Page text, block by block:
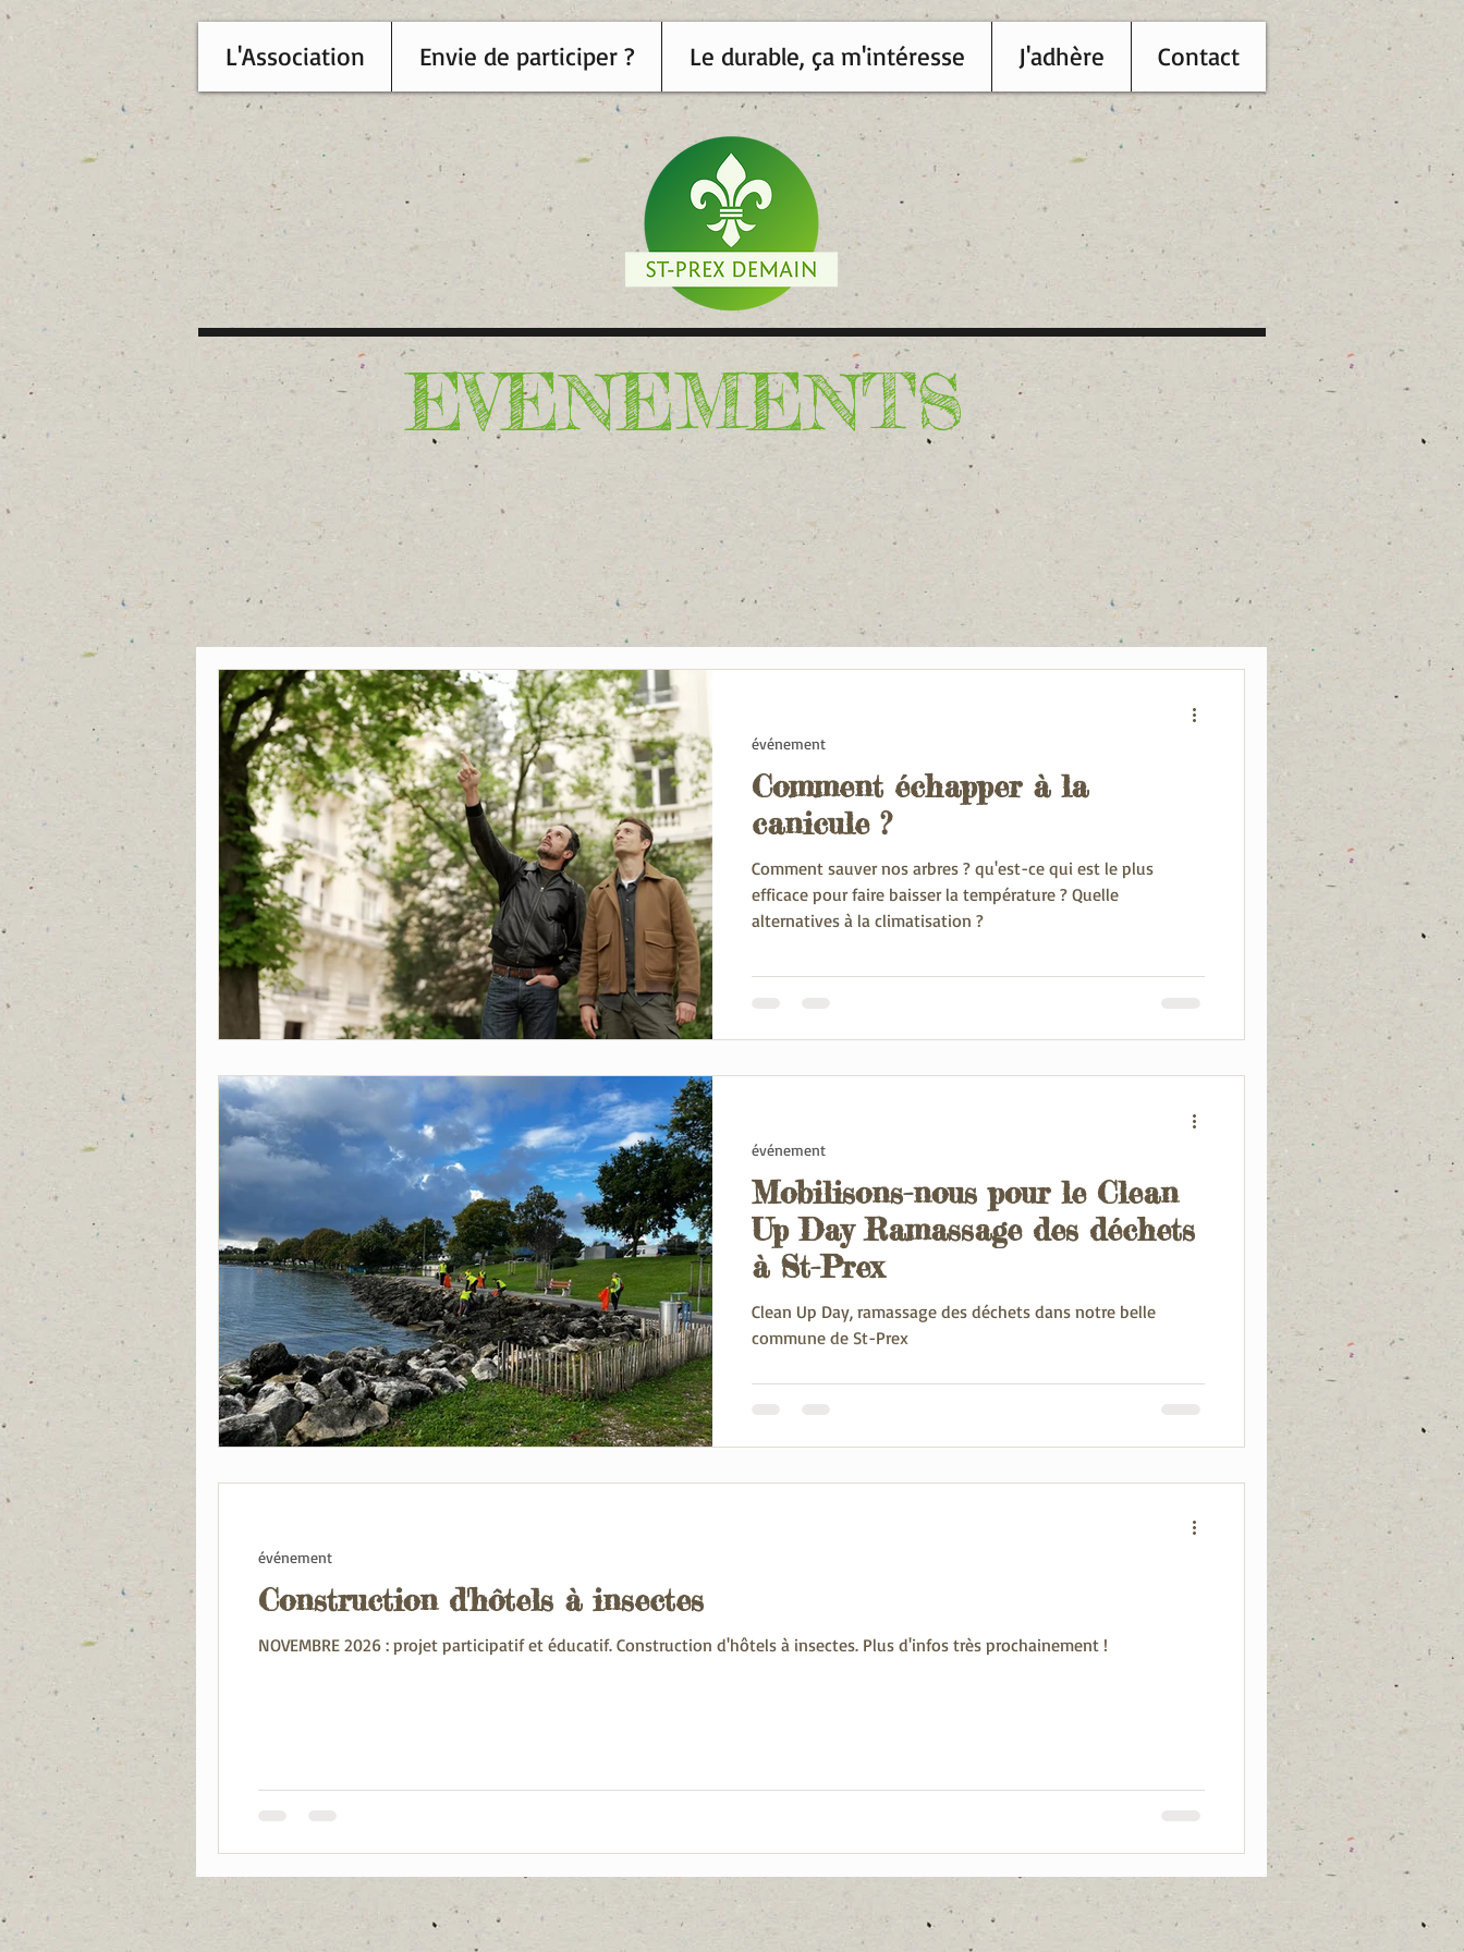
L'Association Envie de participer ? Le durable, ça m'intéresse J'adhère Contact
EVENEMENTS
Comment échapper à la
canicule ?
Comment sauver nos arbres ? qu'est-ce qui est le plus
efficace pour faire baisser la température ? Quelle
alternatives à la climatisation ?
événement
Mobilisons-nous pour le Clean
Up Day Ramassage des déchets
à St-Prex
Clean Up Day, ramassage des déchets dans notre belle
commune de St-Prex
événement
Construction d'hôtels à insectes
NOVEMBRE 2026 : projet participatif et éducatif. Construction d'hôtels à insectes. Plus d'infos très prochainement !
événement